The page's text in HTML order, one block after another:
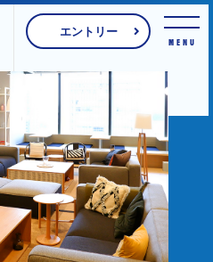
エントリー
MENU